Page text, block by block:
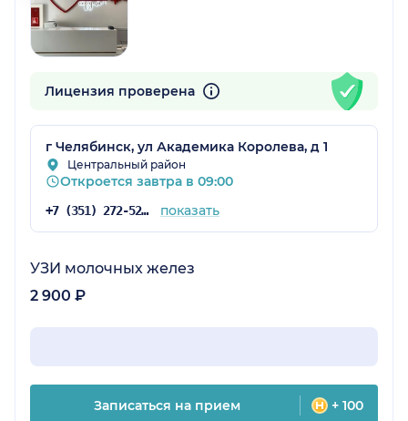
Лицензия проверена
г Челябинск, ул Академика Королева, д 1
Центральный район
Откроется завтра в 09:00
+7 (351) 272-52-64 показать
УЗИ молочных желез
2 900 ₽
Записаться на прием + 100